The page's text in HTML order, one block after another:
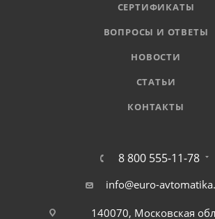
СЕРТИФИКАТЫ
ВОПРОСЫ И ОТВЕТЫ
НОВОСТИ
СТАТЬИ
КОНТАКТЫ
8 800 555-11-78
info@euro-
140070, Московская